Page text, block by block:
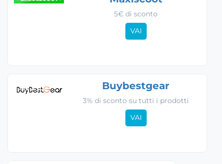
5€ di sconto
VAI
Buybestgear
3% di sconto su tutti i prodotti
VAI